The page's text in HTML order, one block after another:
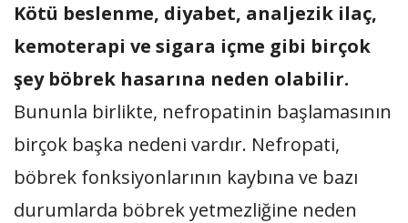
Kötü beslenme, diyabet, analjezik ilaç,
kemoterapi ve sigara içme gibi birçok
şey böbrek hasarına neden olabilir.
Bununla birlikte, nefropatinin başlamasının
birçok başka nedeni vardır. Nefropati,
böbrek fonksiyonlarının kaybına ve bazı
durumlarda böbrek yetmezliğine neden